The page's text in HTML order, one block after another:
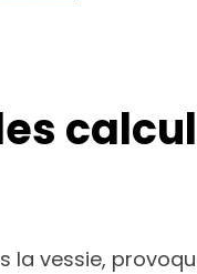
la vessie,